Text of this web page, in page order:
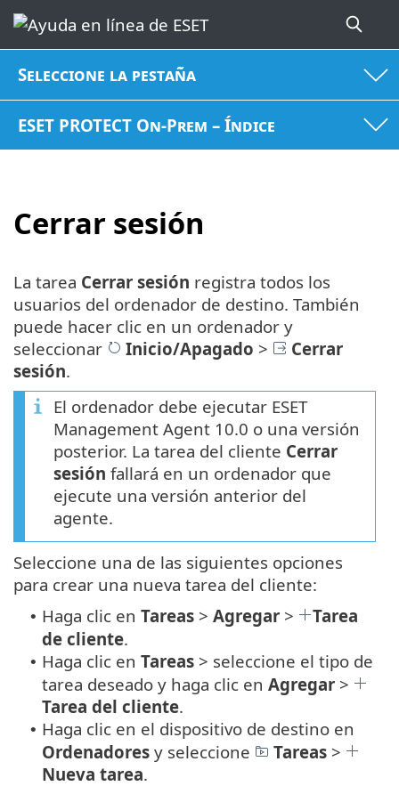
Seleccione la pestaña
ESET PROTECT On-Prem – Índice
Cerrar sesión
La tarea Cerrar sesión registra todos los
usuarios del ordenador de destino. También
puede hacer clic en un ordenador y
seleccionar
Inicio/Apagado >
Cerrar
sesión.
El ordenador debe ejecutar ESET
Management Agent 10.0 o una versión
posterior. La tarea del cliente Cerrar
sesión fallará en un ordenador que
ejecute una versión anterior del
agente.
Seleccione una de las siguientes opciones
para crear una nueva tarea del cliente:
• Haga clic en Tareas > Agregar >
Tarea
de cliente.
• Haga clic en Tareas > seleccione el tipo de
tarea deseado y haga clic en Agregar >
Tarea del cliente.
• Haga clic en el dispositivo de destino en
Ordenadores y seleccione Tareas >
Nueva tarea.